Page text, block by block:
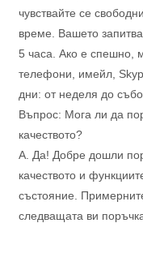
чувствайте се
време. Вашето
5 часа. Ако е спешно,
телефони, имейл,
дни: от неделя до
Въпрос: Мога ли да
качеството?
А. Да! Добре дошли
качеството и
състояние.
следващата ви